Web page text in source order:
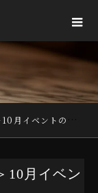
イベントのご案内
10月イベン